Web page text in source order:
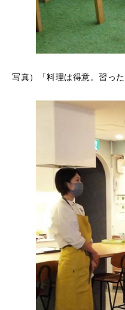
写真）「料理は得意。習っ